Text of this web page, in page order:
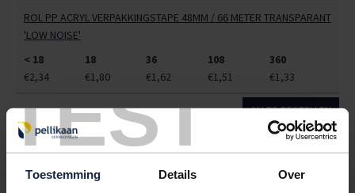
TEST
Toestemming Details Over
ROL PP ACRYL VERPAKKINGSTAPE 48MM / 66 METER TRANSPARANT
'LOW NOISE'
< 18
18 36 108
360
€2,34
€1,80 €1,62 €1,51 €1,33
ALLES BESTELLEN
Hoe werkt een bestellijst?
Wanneer u bent ingelogd, kunt u een eigen bestellijst maken.